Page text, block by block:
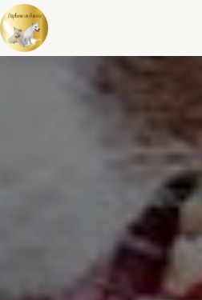
Panneau de gestion des cookies